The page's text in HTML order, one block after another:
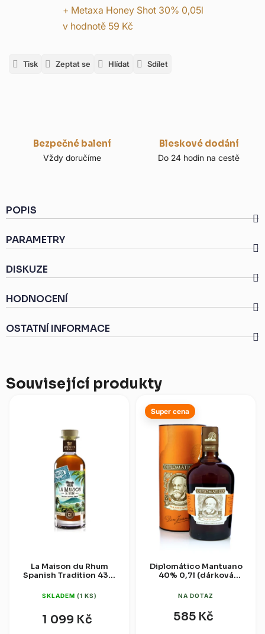
+ Metaxa Honey Shot 30% 0,05l
v hodnotě 59 Kč
Tisk Zeptat se Hlídat Sdílet
Bezpečné balení
Vždy doručíme
Bleskové dodání
Do 24 hodin na cestě
POPIS
PARAMETRY
DISKUZE
HODNOCENÍ
OSTATNÍ INFORMACE
Související produkty
La Maison du Rhum
Spanish Tradition 43%
SKLADEM (1 KS)
1 099 Kč
Super cena
Diplomático Mantuano
40% 0,7l (dárková
NA DOTAZ
585 Kč